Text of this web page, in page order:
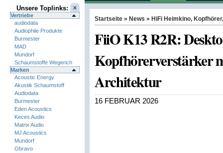
Unsere Toplinks:
Vertriebe
audiodata
Audiophile Produkte
Burmester
MAD
Mundorf
Schaumstoffe Wegerich
Marken
Acoustic Energy
Akustik Schaumstoff
Audiodata
Burmester
Eden Acoustics
Keces Audio
Matrix Audio
MJ Acoustics
Mundorf
Obravo
Startseite » News » HiFi Heimkino, Kopfhörer
FiiO K13 R2R:
Kopfhörerverstärker
Architektur
16 FEBRUAR 2026